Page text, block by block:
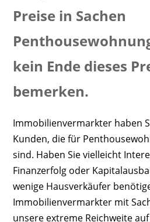
Preise in Sachen
kein Ende dieses
bemerken.
Immobilienvermarkter haben
Kunden, die für
sind. Haben Sie vielleicht
Finanzerfolg oder
wenige Hausverkäufer
Immobilienvermarkter mit
unsere extreme Reichweite